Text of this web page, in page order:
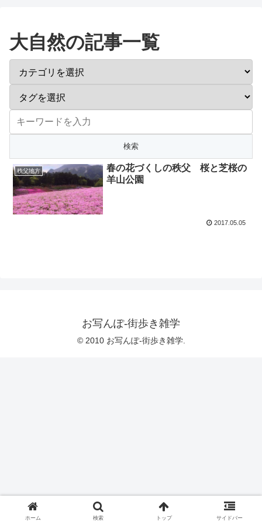
大自然の記事一覧
秩父地方
春の花づくしの秩父 桜と芝桜の
羊山公園
2017.05.05
お写んぽ-街歩き雑学
© 2010 お写んぽ-街歩き雑学.
ホーム 検索 トップ サイドバー